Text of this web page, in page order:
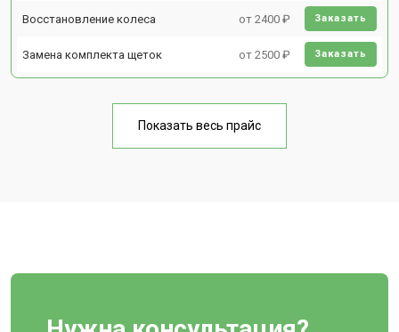
Восстановление колеса от 2400 ₽ Заказать
Замена комплекта щеток от 2500 ₽ Заказать
Показать весь прайс